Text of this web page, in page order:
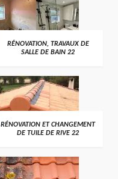
RÉNOVATION, TRAVAUX DE
SALLE DE BAIN 22
RÉNOVATION ET CHANGEMENT
DE TUILE DE RIVE 22